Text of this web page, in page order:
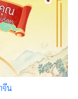
จีน